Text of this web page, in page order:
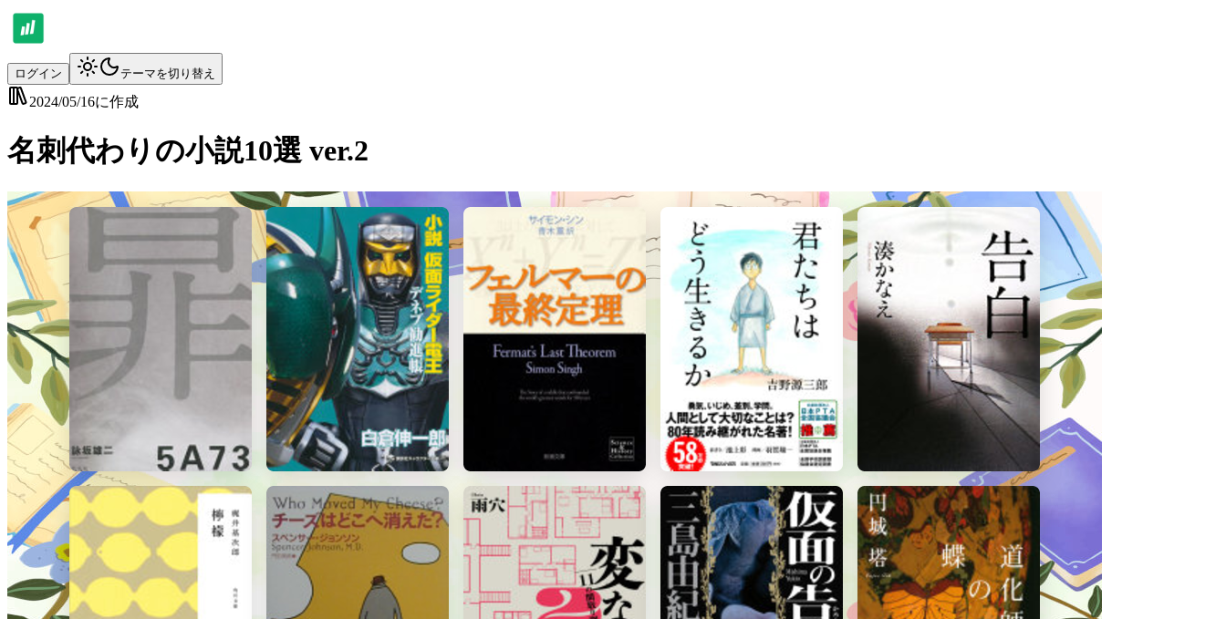
ログイン テーマを切り替え
2024/05/16に作成
名刺代わりの小説10選 ver.2